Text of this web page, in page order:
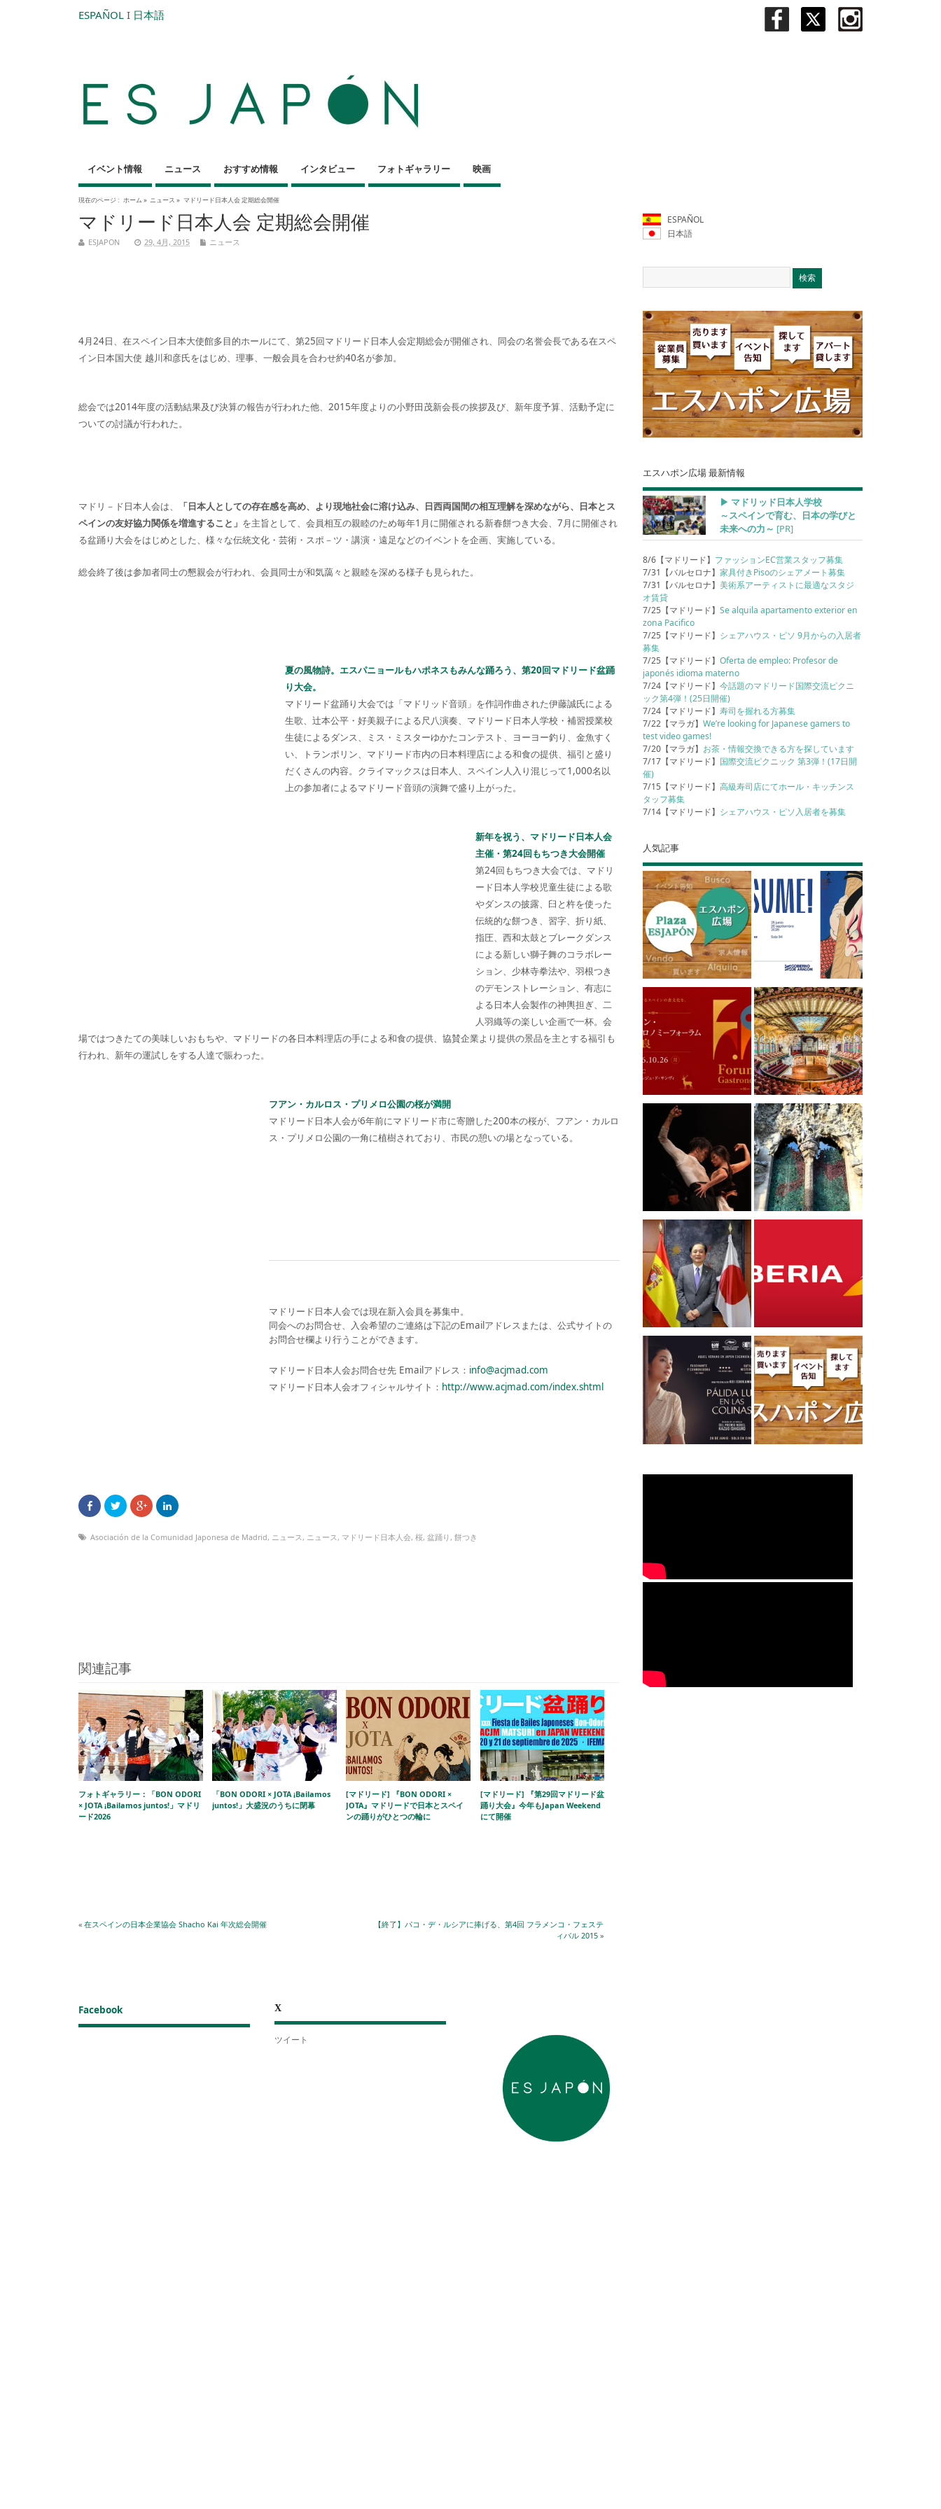
ESPAÑOL I 日本語
イベント情報 ニュース おすすめ情報 インタビュー フォトギャラリー 映画
現在のページ : ホーム » ニュース » マドリード日本人会 定期総会開催
マドリード日本人会 定期総会開催
ESJAPON 29, 4月, 2015 ニュース
4月24日、在スペイン日本大使館多目的ホールにて、第25回マドリード日本人会定期総会が開催され、同会の名誉会長である在スペ
イン日本国大使 越川和彦氏をはじめ、理事、一般会員を合わせ約40名が参加。
総会では2014年度の活動結果及び決算の報告が行われた他、2015年度よりの小野田茂新会長の挨拶及び、新年度予算、活動予定に
ついての討議が行われた。
マドリ－ド日本人会は、
「日本人としての存在感を高め、より現地社会に溶け込み、日西両国間の相互理解を深めながら、日本とス
ペインの友好協力関係を増進すること」 を主旨として、会員相互の親睦のため毎年1月に開催される新春餅つき大会、7月に開催され
る盆踊り大会をはじめとした、様々な伝統文化・芸術・スポ－ツ・講演・遠足などのイベントを企画、実施している。
総会終了後は参加者同士の懇親会が行われ、会員同士が和気藹々と親睦を深める様子も見られた。
夏の風物詩。エスパニョールもハポネスもみんな踊ろう、第20回マドリード盆踊
り大会。
マドリード盆踊り大会では「マドリッド音頭」を作詞作曲された伊藤誠氏による
生歌、辻本公平・好美親子による尺八演奏、マドリード日本人学校・補習授業校
生徒によるダンス、ミス・ミスターゆかたコンテスト、ヨーヨー釣り、金魚すく
い、トランポリン、マドリード市内の日本料理店による和食の提供、福引と盛り
だくさんの内容。クライマックスは日本人、スペイン人入り混じって1,000名以
上の参加者によるマドリード音頭の演舞で盛り上がった。
新年を祝う、マドリード日本人会
主催・第24回もちつき大会開催
第24回もちつき大会では、マドリ
ード日本人学校児童生徒による歌
やダンスの披露、臼と杵を使った
伝統的な餅つき、習字、折り紙、
指圧、西和太鼓とブレークダンス
による新しい獅子舞のコラボレー
ション、少林寺拳法や、羽根つき
のデモンストレーション、有志に
よる日本人会製作の神輿担ぎ、二
人羽織等の楽しい企画で一杯。会
場ではつきたての美味しいおもちや、マドリードの各日本料理店の手による和食の提供、協賛企業より提供の景品を主とする福引も
行われ、新年の運試しをする人達で賑わった。
フアン・カルロス・プリメロ公園の桜が満開
マドリード日本人会が6年前にマドリード市に寄贈した200本の桜が、フアン・カルロ
ス・プリメロ公園の一角に植樹されており、市民の憩いの場となっている。
マドリード日本人会では現在新入会員を募集中。
同会へのお問合せ、入会希望のご連絡は下記のEmailアドレスまたは、公式サイトの
お問合せ欄より行うことができます。
マドリード日本人会お問合せ先 Emailアドレス： info@acjmad.com
マドリード日本人会オフィシャルサイト： http://www.acjmad.com/index.shtml
Asociación de la Comunidad Japonesa de Madrid, ニュース, ニュース, マドリード日本人会, 桜, 盆踊り , 餅つき
関連記事
フォトギャラリー：「BON ODORI
× JOTA ¡Bailamos juntos!」マドリ
ード2026
「BON ODORI × JOTA ¡Bailamos
juntos!」大盛況のうちに閉幕
[マドリード] 『BON ODORI ×
JOTA』マドリードで日本とスペイ
ンの踊りがひとつの輪に
[マドリード] 『第29回マドリード盆
踊り大会』今年もJapan Weekend
にて開催
« 在スペインの日本企業協会 Shacho Kai 年次総会開催
【終了】パコ・デ・ルシアに捧げる、第4回 フラメンコ・フェステ
ィバル 2015»
ESPAÑOL
日本語
エスハポン広場 最新情報
▶︎ マドリッド日本人学校
～スペインで育む、日本の学びと
未来への力～ [PR]
8/6【マドリード】 ファッションEC営業スタッフ募集
7/31【バルセロナ】家具付きPisoのシェアメート募集
7/31【バルセロナ】美術系アーティストに最適なスタジ
オ賃貸
7/25【マドリード】Se alquila apartamento exterior en
zona Pacifico
7/25【マドリード】 シェアハウス・ピソ 9月からの入居者
募集
7/25【マドリード】Oferta de empleo: Profesor de
japonés idioma materno
7/24【マドリード】今話題のマドリード国際交流ピクニ
ック第4弾！(25日開催)
7/24【マドリード】寿司を握れる方募集
7/22【マラガ】We’re looking for Japanese gamers to
test video games!
7/20【マラガ】 お茶・情報交換できる方を探しています
7/17【マドリード】 国際交流ピクニック 第3弾！(17日開
催)
7/15【マドリード】高級寿司店にてホール・キッチンス
タッフ募集
7/14【マドリード】 シェアハウス・ピソ入居者を募集
人気記事
Facebook X
ツイート